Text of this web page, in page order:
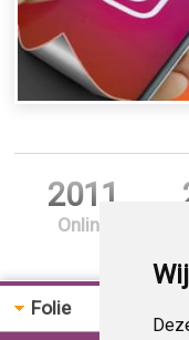
2011
Online
Folie